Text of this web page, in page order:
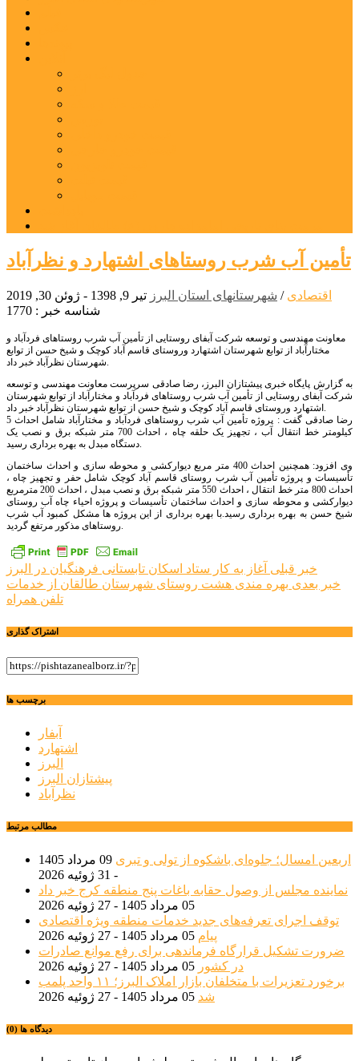
تأمین آب شرب روستاهای اشتهارد و نظرآباد
اقتصادی / شهرستانهای استان البرز تیر 9, 1398 - ژوئن 30, 2019
شناسه خبر : 1770
معاونت مهندسی و توسعه شرکت آبفای روستایی از تأمین آب شرب روستاهای فردآباد و
مختارآباد از توابع شهرستان اشتهارد وروستای قاسم آباد کوچک و شیخ حسن از توابع
شهرستان نظرآباد خبر داد.
به گزارش پایگاه خبری پیشتازان البرز، رضا صادقی سرپرست معاونت مهندسی و توسعه
شرکت آبفای روستایی از تأمین آب شرب روستاهای فردآباد و مختارآباد از توابع شهرستان
اشتهارد وروستای قاسم آباد کوچک و شیخ حسن از توابع شهرستان نظرآباد خبر داد.
رضا صادقی گفت : پروژه تأمین آب شرب روستاهای فردآباد و مختارآباد شامل احداث 5
کیلومتر خط انتقال آب ، تجهیز یک حلقه چاه ، احداث 700 متر شبکه برق و نصب یک
دستگاه مبدل به بهره برداری رسید.
وی افزود: همچنین احداث 400 متر مربع دیوارکشی و محوطه سازی و احداث ساختمان
تأسیسات و پروژه تأمین آب شرب روستای قاسم آباد کوچک شامل حفر و تجهیز چاه ،
احداث 800 متر خط انتقال ، احداث 550 متر شبکه برق و نصب مبدل ، احداث 200 مترمربع
دیوارکشی و محوطه سازی و احداث ساختمان تأسیسات و پروژه احیاء چاه آب روستای
شیخ حسن به بهره برداری رسید.با بهره برداری از این پروژه ها مشکل کمبود آب شرب
روستاهای مذکور مرتفع گردید.
راهبری
نوشته
خبر قبلی آغاز به کار ستاد اسکان تابستانی فرهنگیان در البرز
خبر بعدی بهره مندی هشت روستای شهرستان طالقان از خدمات
تلفن همراه
اشتراک گذاری
برچسب ها
آبفار
اشتهارد
البرز
پیشتازان البرز
نظرآباد
مطالب مرتبط
اربعین امسال؛ جلوه‌ای باشکوه از تولی و تبری
09 مرداد 1405
- 31 ژوئیه 2026
نماینده مجلس از وصول حقابه باغات پنج منطقه کرج خبر داد
05 مرداد 1405 - 27 ژوئیه 2026
توقف اجرای تعرفه‌های جدید خدمات منطقه ویژه اقتصادی
پیام 05 مرداد 1405 - 27 ژوئیه 2026
ضرورت تشکیل قرارگاه فرماندهی برای رفع موانع صادرات
در کشور 05 مرداد 1405 - 27 ژوئیه 2026
برخورد تعزیرات با متخلفان بازار املاک البرز؛ ۱۱ واحد پلمب
شد 05 مرداد 1405 - 27 ژوئیه 2026
دیدگاه ها (0)